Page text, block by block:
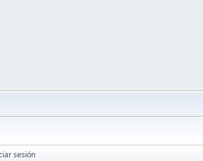
sesión